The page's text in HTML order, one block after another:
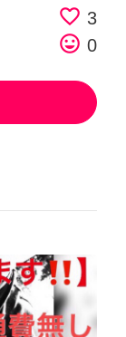
favorite_border 3
tag_faces 0